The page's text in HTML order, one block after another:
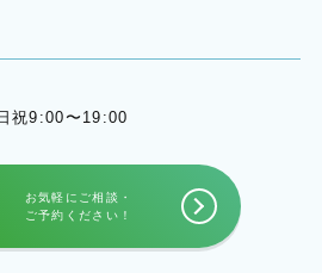
祝9:00〜19:00
お気軽にご相談・
ご予約ください！